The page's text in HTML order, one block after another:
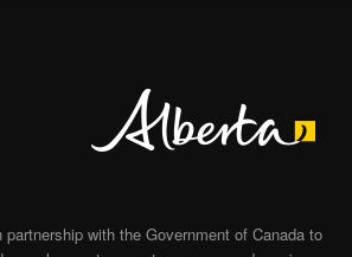
with the Government of Canada to